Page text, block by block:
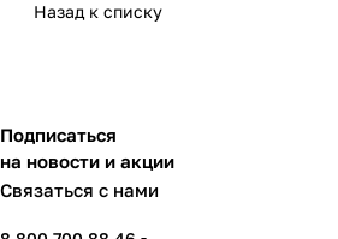
Назад к списку
Подписаться
на новости и акции
Связаться с нами